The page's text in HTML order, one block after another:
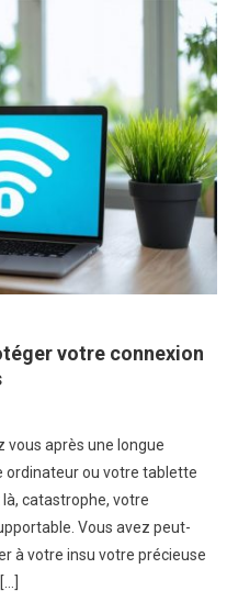
votre connexion
vous après une longue
ordinateur ou votre tablette
catastrophe, votre
Vous avez peut-
à votre insu votre précieuse